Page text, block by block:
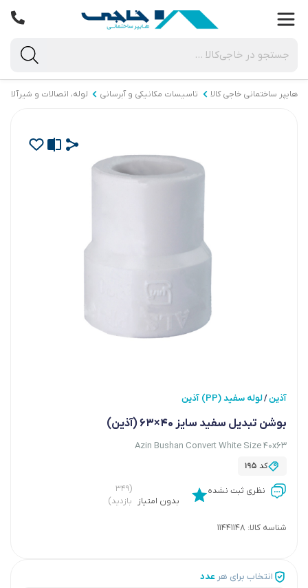
هایپر ساختمانی خاجی‌ کالا تاسیسات مکانیکی و آبرسانی لوله، اتصالات و شیرآلات
آذین/لوله سفید (PP) آذین
بوشن تبدیل سفید سایز 40×63 (آذین)
Azin Bushan Convert White Size 40x63
کد 195
نظری ثبت نشده
بدون امتیاز
(۳۴۹
بازدید)
شناسه کالا: 11441148
انتخاب برای هر عدد